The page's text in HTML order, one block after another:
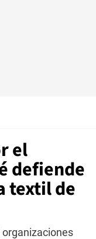
el
defiende
textil de